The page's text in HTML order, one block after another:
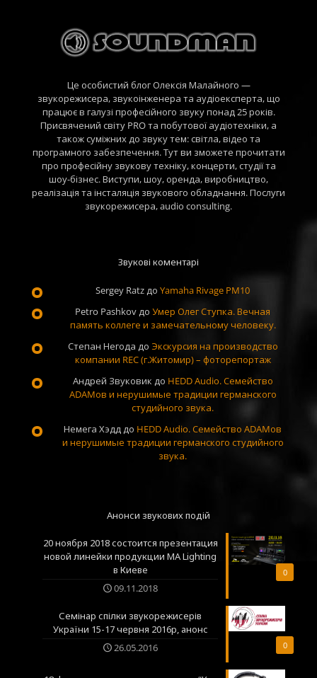
Це особистий блог Олексія Малайного —
звукорежисера, звукоінженера та аудіоексперта, що
працює в галузі професійного звуку понад 25 років.
Присвячений світу PRO та побутової аудіотехніки, а
також суміжних до звуку тем: світла, відео та
програмного забезпечення. Тут ви зможете прочитати
про професійну звукову техніку, концерти, студії та
шоу-бізнес. Виступи, шоу, оренда, виробництво,
реалізація та інсталяція звукового обладнання. Послуги
звукорежисера, audio consulting.
Звукові коментарі
Sergey Ratzдо Yamaha Rivage PM10
Petro Pashkovдо Умер Олег Ступка. Вечная
память коллеге и замечательному человеку.
Степан Негода до Экскурсия на производство
компании REC (г.Житомир) – фоторепортаж
Андрей Звуковик до HEDD Audio. Семейство
ADAMов и нерушимые традиции германского
студийного звука.
Немега Хэдддо HEDD Audio. Семейство ADAMов
и нерушимые традиции германского студийного
звука.
Анонси звукових подій
0
20 ноября 2018 состоится презентация
новой линейки продукции MA Lighting
в Киеве
09.11.2018
0
Семінар спілки звукорежисерів
України 15-17 червня 2016р, анонс
26.05.2016